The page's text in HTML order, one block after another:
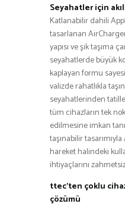
Seyahatler için
Katlanabilir dahili
tasarlanan
yapısı ve şık taşıma
seyahatlerde büyük
kaplayan formu
valizde rahatlıkla
seyahatlerinden
tüm cihazların tek
edilmesine imkan
taşınabilir
hareket halindeki
ihtiyaçlarını
ttec’ten çoklu
çözümü